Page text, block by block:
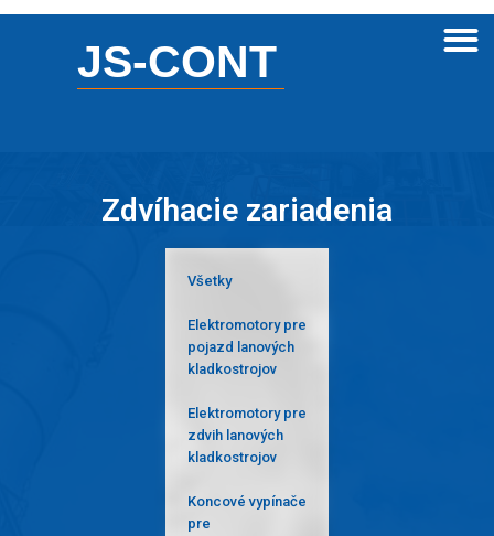
JS-CONT
Zdvíhacie zariadenia
Všetky
Elektromotory pre
pojazd lanových
kladkostrojov
Elektromotory pre
zdvih lanových
kladkostrojov
Koncové vypínače
pre